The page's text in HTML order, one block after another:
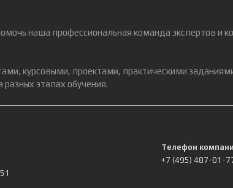
наша профессиональная команда экспертов и
курсовыми, проектами, практическими
этапах обучения.
Телефон
+7 (495) 487-01-